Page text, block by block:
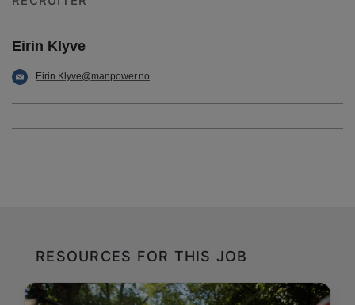
Eirin Klyve
Eirin.Klyve@manpower.no
RESOURCES FOR THIS JOB